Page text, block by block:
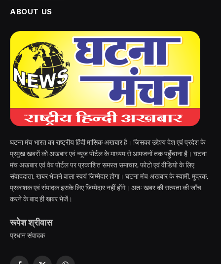
ABOUT US
घटना मंच भारत का राष्ट्रीय हिंदी मासिक अखबार है। जिसका उद्देश्य देश एवं प्रदेश के
प्रमुख खबरों को अखबार एवं न्यूज पोर्टल के माध्यम से आमजनों तक पहुँचाना है। घटना
मंच अखबार एवं वेब पोर्टल पर प्रकाशित समस्त समाचार, फोटो एवं वीडियो के लिए
संवाददाता, खबर भेजने वाला स्वयं जिम्मेदार होगा। घटना मंच अखबार के स्वामी, मुद्रक,
प्रकाशक एवं संपादक इसके लिए जिम्मेदार नहीं होंगे। अतः खबर की सत्यता की जाँच
करने के बाद ही खबर भेजें।
रूपेश श्रीवास
प्रधान संपादक